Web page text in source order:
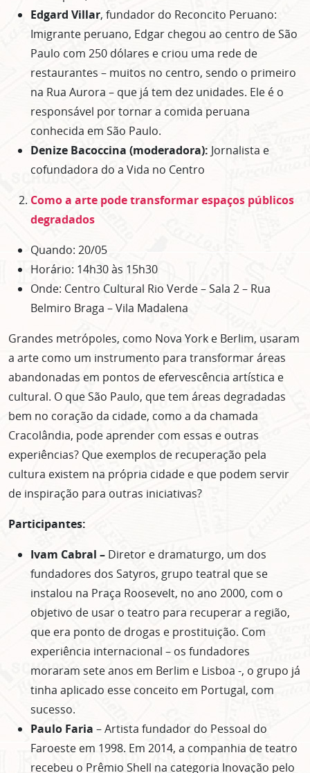
Edgard Villar, fundador do Reconcito Peruano:
Imigrante peruano, Edgar chegou ao centro de São
Paulo com 250 dólares e criou uma rede de
restaurantes – muitos no centro, sendo o primeiro
na Rua Aurora – que já tem dez unidades. Ele é o
responsável por tornar a comida peruana
conhecida em São Paulo.
Denize Bacoccina (moderadora): Jornalista e
cofundadora do a Vida no Centro
Como a arte pode transformar espaços públicos
degradados
Quando: 20/05
Horário: 14h30 às 15h30
Onde: Centro Cultural Rio Verde – Sala 2 – Rua
Belmiro Braga – Vila Madalena
Grandes metrópoles, como Nova York e Berlim, usaram
a arte como um instrumento para transformar áreas
abandonadas em pontos de efervescência artística e
cultural. O que São Paulo, que tem áreas degradadas
bem no coração da cidade, como a da chamada
Cracolândia, pode aprender com essas e outras
experiências? Que exemplos de recuperação pela
cultura existem na própria cidade e que podem servir
de inspiração para outras iniciativas?
Participantes:
Ivam Cabral – Diretor e dramaturgo, um dos
fundadores dos Satyros, grupo teatral que se
instalou na Praça Roosevelt, no ano 2000, com o
objetivo de usar o teatro para recuperar a região,
que era ponto de drogas e prostituição. Com
experiência internacional – os fundadores
moraram sete anos em Berlim e Lisboa -, o grupo já
tinha aplicado esse conceito em Portugal, com
sucesso.
Paulo Faria – Artista fundador do Pessoal do
Faroeste em 1998. Em 2014, a companhia de teatro
recebeu o Prêmio Shell na categoria Inovação pelo